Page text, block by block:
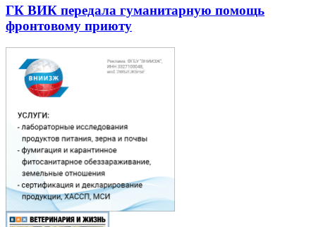
ГК ВИК передала гуманитарную помощь
фронтовому приюту